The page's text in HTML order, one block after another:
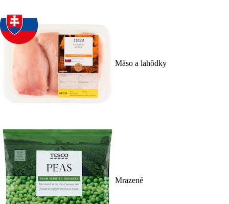
Mäso a lahôdky
Mrazené